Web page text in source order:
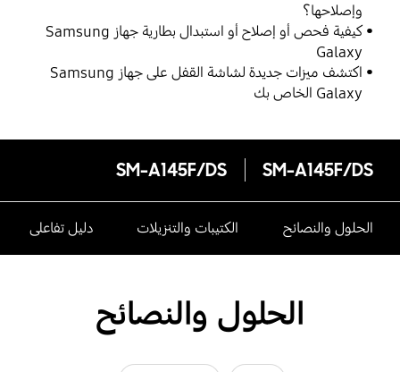
وإصلاحها؟
كيفية فحص أو إصلاح أو استبدال بطارية جهاز Samsung
Galaxy
اكتشف ميزات جديدة لشاشة القفل على جهاز Samsung
Galaxy الخاص بك
SM-A145F/DS
SM-A145F/DS
الحلول والنصائح الكتيبات والتنزيلات دليل تفاعلى
الحلول والنصائح